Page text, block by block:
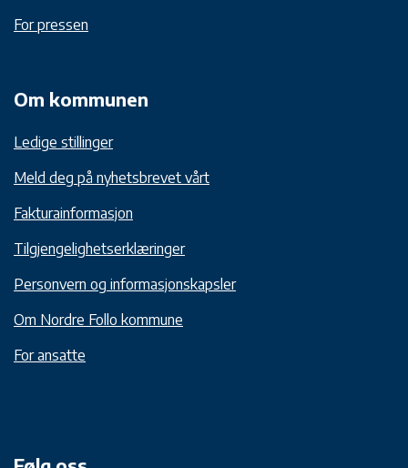
For pressen
Om kommunen
Ledige stillinger
Meld deg på nyhetsbrevet vårt
Fakturainformasjon
Tilgjengelighetserklæringer
Personvern og informasjonskapsler
Om Nordre Follo kommune
For ansatte